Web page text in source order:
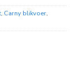
, Carny blikvoer,